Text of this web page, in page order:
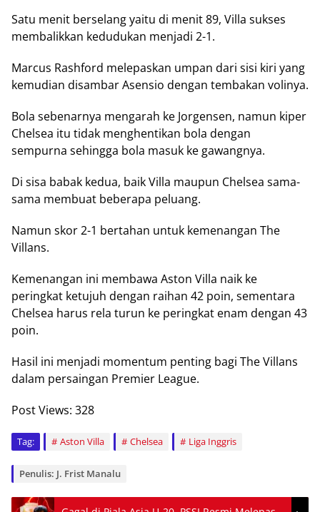
Satu menit berselang yaitu di menit 89, Villa sukses
membalikkan kedudukan menjadi 2-1.
Marcus Rashford melepaskan umpan dari sisi kiri yang
kemudian disambar Asensio dengan tembakan volinya.
Bola sebenarnya mengarah ke Jorgensen, namun kiper
Chelsea itu tidak menghentikan bola dengan
sempurna sehingga bola masuk ke gawangnya.
Di sisa babak kedua, baik Villa maupun Chelsea sama-
sama membuat beberapa peluang.
Namun skor 2-1 bertahan untuk kemenangan The
Villans.
Kemenangan ini membawa Aston Villa naik ke
peringkat ketujuh dengan raihan 42 poin, sementara
Chelsea harus rela turun ke peringkat enam dengan 43
poin.
Hasil ini menjadi momentum penting bagi The Villans
dalam persaingan Premier League.
Post Views: 328
Tag: Aston Villa Chelsea Liga Inggris
Penulis: J. Frist Manalu